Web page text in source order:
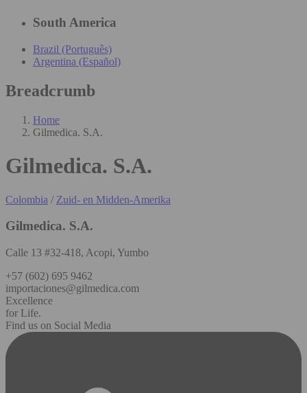
South America
Brazil (Português)
Argentina (Español)
Breadcrumb
Home
Gilmedica. S.A.
Gilmedica. S.A.
Colombia / Zuid- en Midden-Amerika
Gilmedica. S.A.
Calle 13 #32-418, Acopi, Yumbo
+57 (602) 695 9462
importaciones@gilmedica.com
Excellence
for Life.
Find us on Social Media